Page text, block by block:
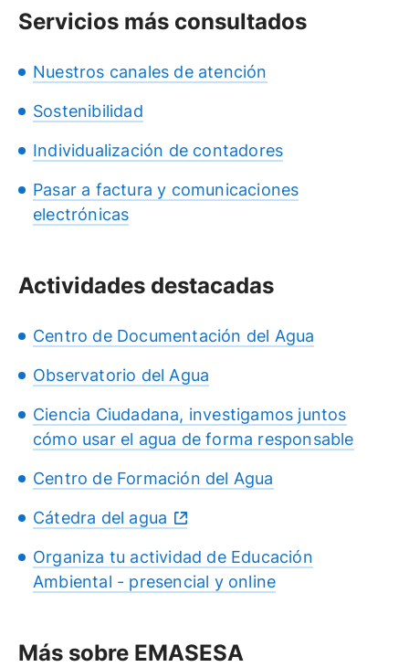
Servicios más consultados
Nuestros canales de atención
Sostenibilidad
Individualización de contadores
Pasar a factura y comunicaciones
electrónicas
Actividades destacadas
Centro de Documentación del Agua
Observatorio del Agua
Ciencia Ciudadana, investigamos juntos
cómo usar el agua de forma responsable
Centro de Formación del Agua
Cátedra del agua
Organiza tu actividad de Educación
Ambiental - presencial y online
Más sobre EMASESA